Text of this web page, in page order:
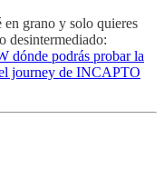
grano y solo quieres
desintermediado:
dónde podrás probar la
journey de INCAPTO